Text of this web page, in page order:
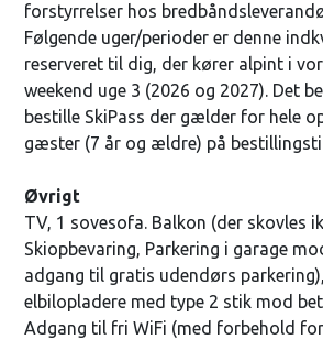
forstyrrelser hos
Følgende uger/perioder er denne
reserveret til dig, der kører alpint i
weekend uge 3 (2026 og 2027). Det
bestille SkiPass der gælder for hele
gæster (7 år og ældre) på
Øvrigt
TV, 1 sovesofa. Balkon (der skovles
Skiopbevaring, Parkering i garage
adgang til gratis udendørs
elbilopladere med type 2 stik mod
Adgang til fri WiFi (med forbehold